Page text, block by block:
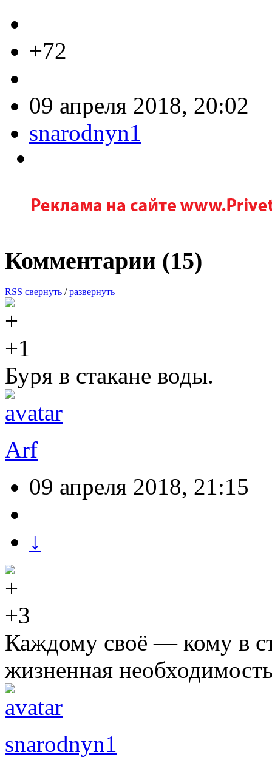
+72
09 апреля 2018, 20:02
snarodnyn1
Комментарии (15)
RSS свернуть /развернуть
+1
Буря в стакане воды.
Arf
09 апреля 2018, 21:15
↓
+3
Каждому своё — кому в
жизненная
snarodnyn1